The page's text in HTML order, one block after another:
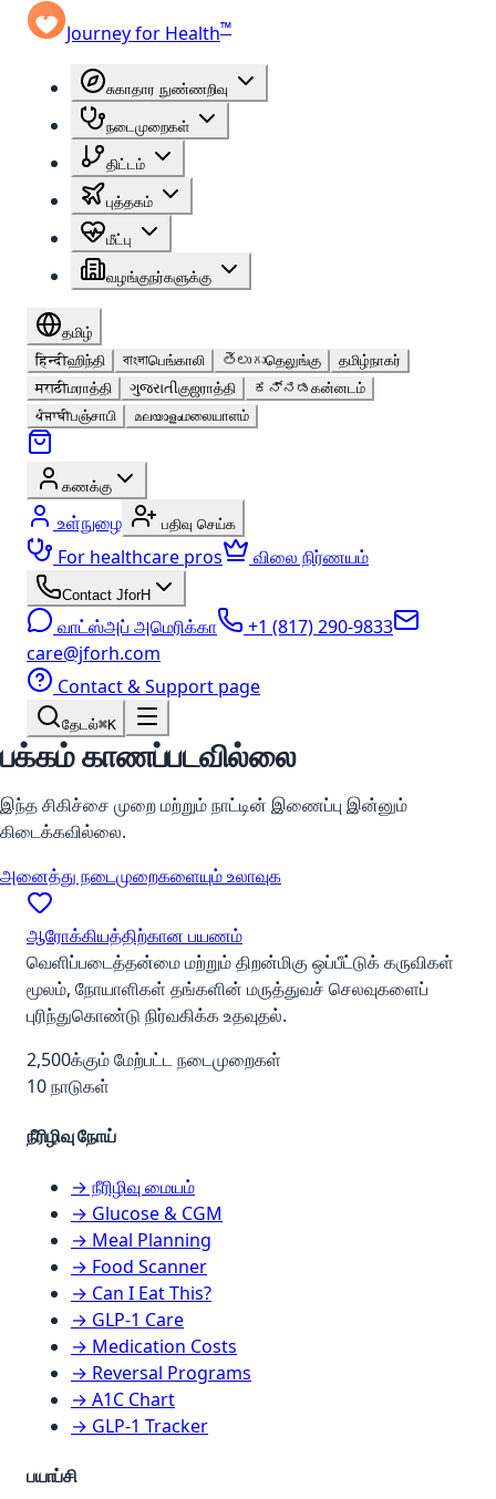
Journey for Health™
சுகாதார நுண்ணறிவு
நடைமுறைகள்
திட்டம்
புத்தகம்
மீட்பு
வழங்குநர்களுக்கு
தமிழ்
हिन्दीஹிந்தி বাংলাபெங்காலி తెలుగుதெலுங்கு தமிழ்நாகர்
मराठीமராத்தி ગુજરાતીகுஜராத்தி ಕನ್ನಡ கன்னடம்
ਪੰਜਾਬੀபஞ்சாபி മലയാളംமலையாளம்
கணக்கு
உள்நுழை பதிவு செய்க
For healthcare pros விலை நிர்ணயம்
Contact JforH
வாட்ஸ்அப் அமெரிக்கா
+1 (817) 290-9833
care@jforh.com
Contact & Support page
தேடல்⌘K
பக்கம் காணப்படவில்லை
இந்த சிகிச்சை முறை மற்றும் நாட்டின் இணைப்பு இன்னும்
கிடைக்கவில்லை.
அனைத்து நடைமுறைகளையும் உலாவுக
ஆரோக்கியத்திற்கான பயணம்
வெளிப்படைத்தன்மை மற்றும் திறன்மிகு ஒப்பீட்டுக் கருவிகள்
மூலம், நோயாளிகள் தங்களின் மருத்துவச் செலவுகளைப்
புரிந்துகொண்டு நிர்வகிக்க உதவுதல்.
2,500க்கும் மேற்பட்ட நடைமுறைகள்
10 நாடுகள்
நீரிழிவு நோய்
→ நீரிழிவு மையம்
→ Glucose & CGM
→ Meal Planning
→ Food Scanner
→ Can I Eat This?
→ GLP-1 Care
→ Medication Costs
→ Reversal Programs
→ A1C Chart
→ GLP-1 Tracker
பயாப்சி